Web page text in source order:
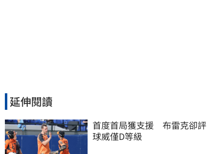
延伸閱讀
首度首局獲支援　布雷克卻評
球威僅D等級